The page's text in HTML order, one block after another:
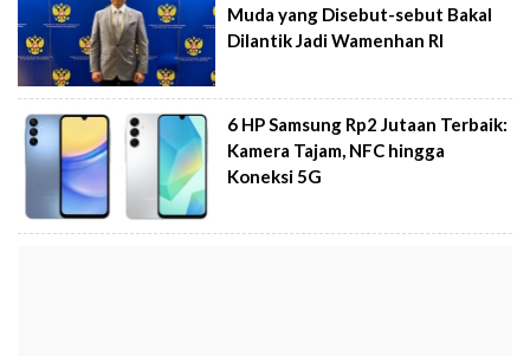
Muda yang Disebut-sebut Bakal
Dilantik Jadi Wamenhan RI
6 HP Samsung Rp2 Jutaan Terbaik:
Kamera Tajam, NFC hingga
Koneksi 5G